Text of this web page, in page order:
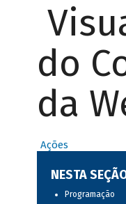
do
da
Ações
NESTA
Programação